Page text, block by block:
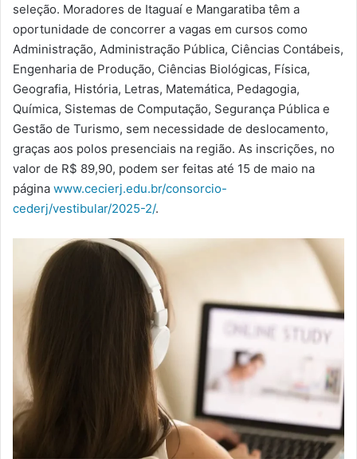
seleção. Moradores de Itaguaí e Mangaratiba têm a
oportunidade de concorrer a vagas em cursos como
Administração, Administração Pública, Ciências Contábeis,
Engenharia de Produção, Ciências Biológicas, Física,
Geografia, História, Letras, Matemática, Pedagogia,
Química, Sistemas de Computação, Segurança Pública e
Gestão de Turismo, sem necessidade de deslocamento,
graças aos polos presenciais na região. As inscrições, no
valor de R$ 89,90, podem ser feitas até 15 de maio na
página www.cecierj.edu.br/consorcio-
cederj/vestibular/2025-2/.